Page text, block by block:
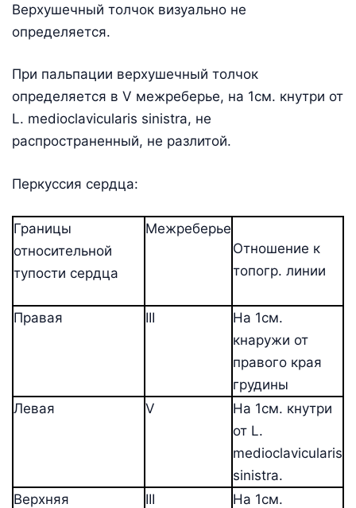
Верхушечный толчок визуально не
определяется.
При пальпации верхушечный толчок
определяется в V межреберье, на 1см. кнутри от
L. medioclavicularis sinistra, не
распространенный, не разлитой.
Перкуссия сердца:
Границы
относительной
тупости сердца
Межреберье
Отношение к
топогр. линии
Правая ΙΙΙ
На 1см.
кнаружи от
правого края
грудины
Левая
V
На 1см. кнутри
от L.
medioclavicularis
sinistra.
Верхняя
III
На 1см.